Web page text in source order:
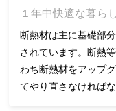
１年中快適な暮ら
断熱材は主に基礎部
されています。断熱
わち断熱材をアップ
てやり直さなければな